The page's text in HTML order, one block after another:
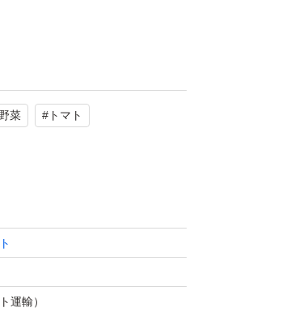
ある方のみご購入下さい
返信できないこともございま
送するようにしています。
野菜 # トマト
運輸）